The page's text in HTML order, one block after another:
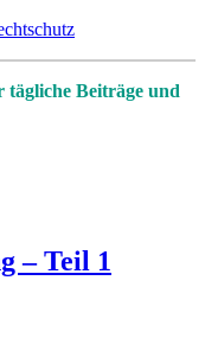
tägliche Beiträge und
– Teil 1